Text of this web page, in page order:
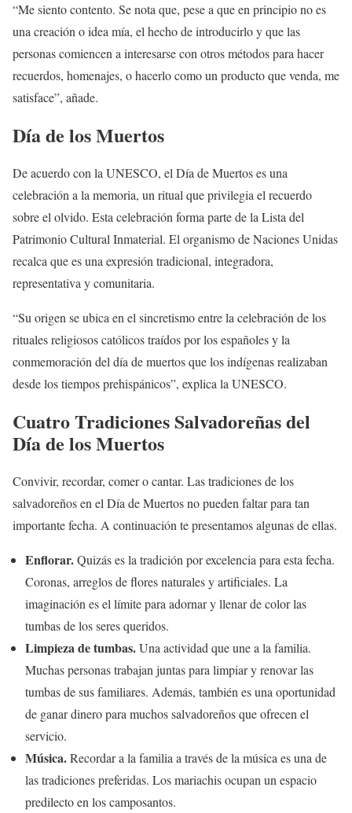
“Me siento contento. Se nota que, pese a que en principio no es
una creación o idea mía, el hecho de introducirlo y que las
personas comiencen a interesarse con otros métodos para hacer
recuerdos, homenajes, o hacerlo como un producto que venda, me
satisface”, añade.
Día de los Muertos
De acuerdo con la UNESCO, el Día de Muertos es una
celebración a la memoria, un ritual que privilegia el recuerdo
sobre el olvido. Esta celebración forma parte de la Lista del
Patrimonio Cultural Inmaterial. El organismo de Naciones Unidas
recalca que es una expresión tradicional, integradora,
representativa y comunitaria.
“Su origen se ubica en el sincretismo entre la celebración de los
rituales religiosos católicos traídos por los españoles y la
conmemoración del día de muertos que los indígenas realizaban
desde los tiempos prehispánicos”, explica la UNESCO.
Cuatro Tradiciones Salvadoreñas del
Día de los Muertos
Convivir, recordar, comer o cantar. Las tradiciones de los
salvadoreños en el Día de Muertos no pueden faltar para tan
importante fecha. A continuación te presentamos algunas de ellas.
Enflorar.Quizás es la tradición por excelencia para esta fecha.
Coronas, arreglos de flores naturales y artificiales. La
imaginación es el límite para adornar y llenar de color las
tumbas de los seres queridos.
Limpieza de tumbas.Una actividad que une a la familia.
Muchas personas trabajan juntas para limpiar y renovar las
tumbas de sus familiares. Además, también es una oportunidad
de ganar dinero para muchos salvadoreños que ofrecen el
servicio.
Música.Recordar a la familia a través de la música es una de
las tradiciones preferidas. Los mariachis ocupan un espacio
predilecto en los camposantos.